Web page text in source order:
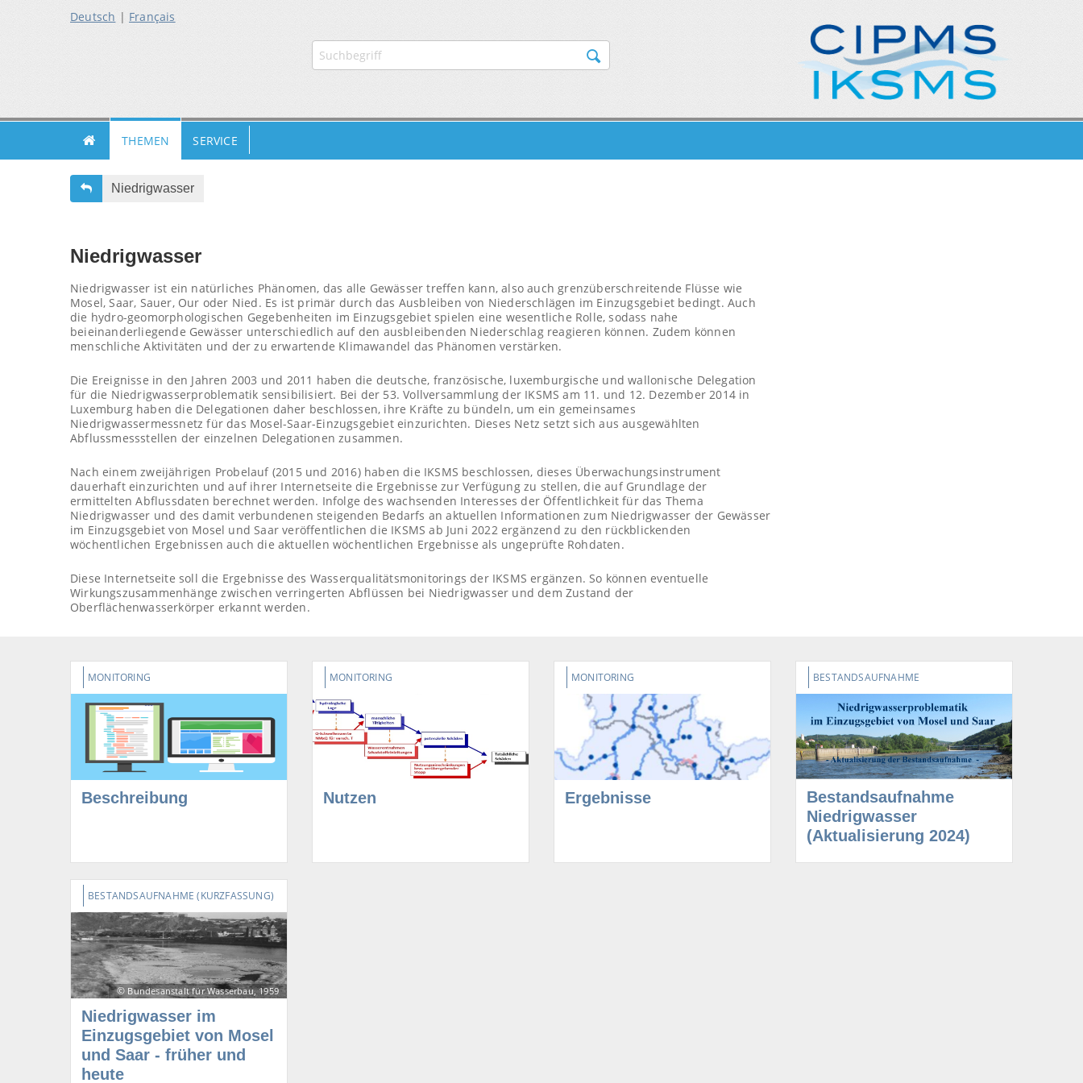
Deutsch | Français
THEMEN SERVICE
Niedrigwasser
Niedrigwasser
Niedrigwasser ist ein natürliches Phänomen, das alle Gewässer treffen kann, also auch grenzüberschreitende Flüsse wie
Mosel, Saar, Sauer, Our oder Nied. Es ist primär durch das Ausbleiben von Niederschlägen im Einzugsgebiet bedingt. Auch
die hydro-geomorphologischen Gegebenheiten im Einzugsgebiet spielen eine wesentliche Rolle, sodass nahe
beieinanderliegende Gewässer unterschiedlich auf den ausbleibenden Niederschlag reagieren können. Zudem können
menschliche Aktivitäten und der zu erwartende Klimawandel das Phänomen verstärken.
Die Ereignisse in den Jahren 2003 und 2011 haben die deutsche, französische, luxemburgische und wallonische Delegation
für die Niedrigwasserproblematik sensibilisiert. Bei der 53. Vollversammlung der IKSMS am 11. und 12. Dezember 2014 in
Luxemburg haben die Delegationen daher beschlossen, ihre Kräfte zu bündeln, um ein gemeinsames
Niedrigwassermessnetz für das Mosel-Saar-Einzugsgebiet einzurichten. Dieses Netz setzt sich aus ausgewählten
Abflussmessstellen der einzelnen Delegationen zusammen.
Nach einem zweijährigen Probelauf (2015 und 2016) haben die IKSMS beschlossen, dieses Überwachungsinstrument
dauerhaft einzurichten und auf ihrer Internetseite die Ergebnisse zur Verfügung zu stellen, die auf Grundlage der
ermittelten Abflussdaten berechnet werden. Infolge des wachsenden Interesses der Öffentlichkeit für das Thema
Niedrigwasser und des damit verbundenen steigenden Bedarfs an aktuellen Informationen zum Niedrigwasser der Gewässer
im Einzugsgebiet von Mosel und Saar veröffentlichen die IKSMS ab Juni 2022 ergänzend zu den rückblickenden
wöchentlichen Ergebnissen auch die aktuellen wöchentlichen Ergebnisse als ungeprüfte Rohdaten.
Diese Internetseite soll die Ergebnisse des Wasserqualitätsmonitorings der IKSMS ergänzen. So können eventuelle
Wirkungszusammenhänge zwischen verringerten Abflüssen bei Niedrigwasser und dem Zustand der
Oberflächenwasserkörper erkannt werden.
MONITORING
Beschreibung
MONITORING
Nutzen
MONITORING
Ergebnisse
BESTANDSAUFNAHME
Bestandsaufnahme
Niedrigwasser
(Aktualisierung 2024)
BESTANDSAUFNAHME (KURZFASSUNG)
© Bundesanstalt für Wasserbau, 1959
Niedrigwasser im
Einzugsgebiet von Mosel
und Saar - früher und
heute